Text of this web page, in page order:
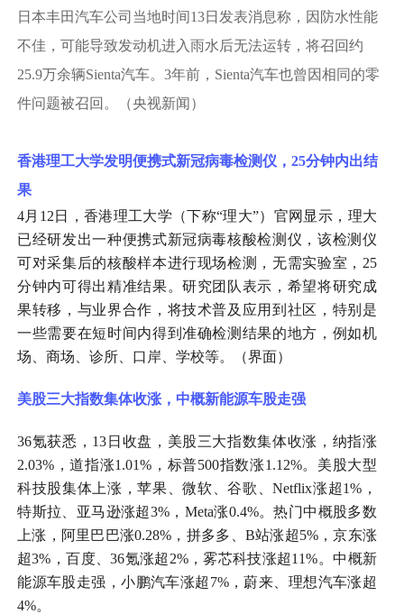
日本丰田汽车公司当地时间13日发表消息称，因防水性能
不佳，可能导致发动机进入雨水后无法运转，将召回约
25.9万余辆Sienta汽车。3年前，Sienta汽车也曾因相同的零
件问题被召回。（央视新闻）
香港理工大学发明便携式新冠病毒检测仪，25分钟内出结
果
4月12日，香港理工大学（下称“理大”）官网显示，理大
已经研发出一种便携式新冠病毒核酸检测仪，该检测仪
可对采集后的核酸样本进行现场检测，无需实验室，25
分钟内可得出精准结果。研究团队表示，希望将研究成
果转移，与业界合作，将技术普及应用到社区，特别是
一些需要在短时间内得到准确检测结果的地方，例如机
场、商场、诊所、口岸、学校等。（界面）
美股三大指数集体收涨，中概新能源车股走强
36氪获悉，13日收盘，美股三大指数集体收涨，纳指涨
2.03%，道指涨1.01%，标普500指数涨1.12%。美股大型
科技股集体上涨，苹果、微软、谷歌、Netflix涨超1%，
特斯拉、亚马逊涨超3%，Meta涨0.4%。热门中概股多数
上涨，阿里巴巴涨0.28%，拼多多、B站涨超5%，京东涨
超3%，百度、36氪涨超2%，雾芯科技涨超11%。中概新
能源车股走强，小鹏汽车涨超7%，蔚来、理想汽车涨超
4%。